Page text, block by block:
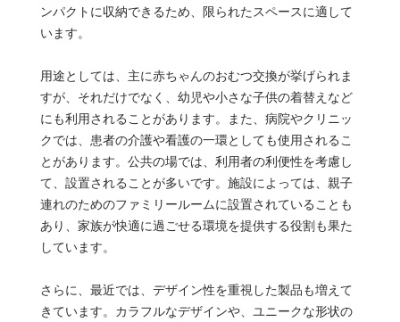
ンパクトに収納できるため、限られたスペースに適して
います。
用途としては、主に赤ちゃんのおむつ交換が挙げられま
すが、それだけでなく、幼児や小さな子供の着替えなど
にも利用されることがあります。また、病院やクリニッ
クでは、患者の介護や看護の一環としても使用されるこ
とがあります。公共の場では、利用者の利便性を考慮し
て、設置されることが多いです。施設によっては、親子
連れのためのファミリールームに設置されていることも
あり、家族が快適に過ごせる環境を提供する役割も果た
しています。
さらに、最近では、デザイン性を重視した製品も増えて
きています。カラフルなデザインや、ユニークな形状の